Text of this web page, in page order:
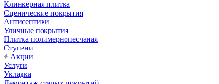
Клинкерная плитка
Сценические покрытия
Антисептики
Уличные покрытия
Плитка полимернопесчаная
Ступени
Акции
Услуги
Укладка